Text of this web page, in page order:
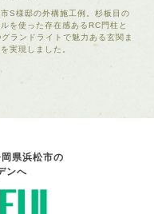
S様邸の外構施工例。杉板目の
を使った存在感あるRC門柱と
ランドライトで魅力ある玄関ま
実現しました。
県浜松市の
ンへ